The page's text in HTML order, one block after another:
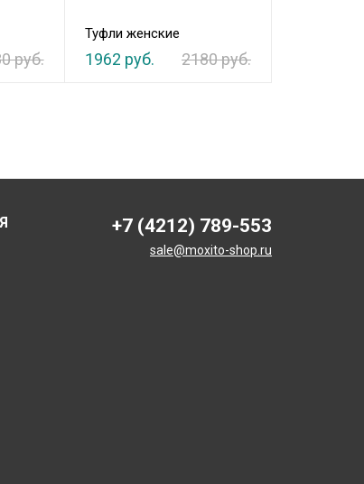
руб.
Туфли женские
1962 руб. 2180 руб.
+7 (4212) 789-553
sale@moxito-shop.ru